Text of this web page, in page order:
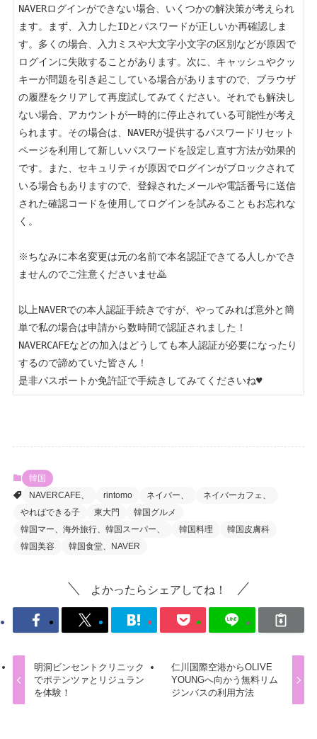
NAVERログインができない場合、いくつかの解決策が考えられ
ます。まず、入力したIDとパスワードが正しいか再確認しま
す。多くの場合、入力ミスや大文字小文字の区別などが原因で
ログインに失敗することがあります。次に、キャッシュやクッ
キーが問題を引き起こしている場合がありますので、ブラウザ
の履歴をクリアして再度試してみてください。それでも解決し
ない場合、アカウントが一時的に停止されている可能性が考え
られます。その場合は、NAVERが提供するパスワードリセット
ページを利用して新しいパスワードを設定し直す方法が効果的
です。また、セキュリティが原因でログインがブロックされて
いる場合もありますので、登録されたメールや電話番号に送信
された確認コードを使用してログインを試みることもお忘れな
く。
※ちなみに本名変更は元の名前で本名認証できてる人しかでき
ませんのでご注意くださいませ🙇
以上NAVERでの本人認証手続きですが、やってみれば意外と簡
単で私の場合は申請から数時間で認証されました！
NAVERCAFEなどの加入はどうしても本人認証が必要になったり
するので諦めていた皆さん！
是非パスポートか免許証で手続きしてみてくださいね♥
韓国
NAVERCAFE、
rintomo ネイバー、
ネイバーカフェ、
やればできる子
東大門
韓国グルメ
韓国マー、海外旅行、韓国スーパー、
韓国料理
韓国皮膚科
韓国美容
韓国食堂、NAVER
よかったらシェアしてね！
明洞ビンセントクリニック
でポテンツァとリジュラン
を体験！
仁川国際空港からOLIVE
YOUNGへ向かう無料リム
ジンバスの利用方法